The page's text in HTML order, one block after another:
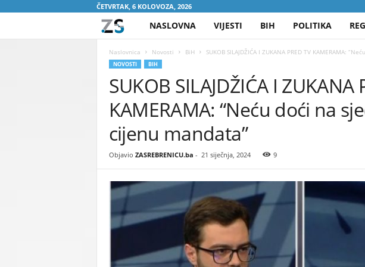
ČETVRTAK, 6 KOLOVOZA, 2026
A
S
R
E
B
R
NASLOVNA VIJESTI BIH POLITIKA
Naslovnica Novosti BiH SUKOB SILAJDŽIĆA I ZUKANA PRED TV KAMERAMA:
NOVOSTI BIH
SUKOB SILAJDŽIĆA I ZUKANA
KAMERAMA: “Neću doći na
cijenu mandata”
Objavio ZASREBRENICU.ba - 21 siječnja, 2024 9